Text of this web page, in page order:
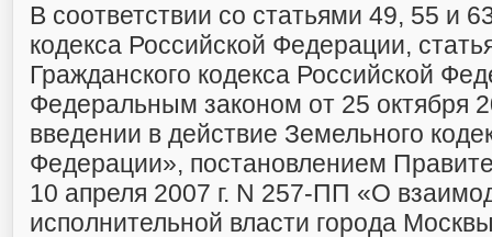
В соответствии со статьями 49, 55 и
кодекса Российской Федерации,
Гражданского кодекса Российской
Федеральным законом от 25 октября
введении в действие Земельного
Федерации», постановлением
10 апреля 2007 г. N 257-ПП «О
исполнительной власти города